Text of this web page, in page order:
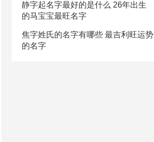
静字起名字最好的是什么 26年出生
的马宝宝最旺名字
焦字姓氏的名字有哪些 最吉利旺运势
的名字